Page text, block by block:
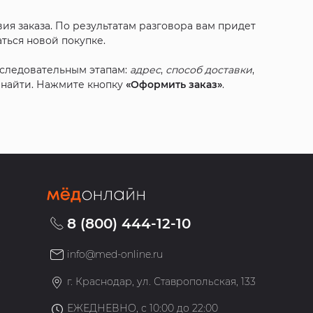
заказа. По результатам разговора вам придет
новой покупке.
этапам: адрес, способ доставки,
найти. Нажмите кнопку«Оформить заказ».
8 (800) 444-12-10
info@med-online.ru
г. Краснодар, ул. Ставропольская, 133
ЕЖЕДНЕВНО, с 10:00 до 22:00